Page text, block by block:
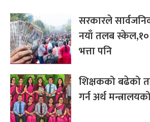
सरकारले
नयाँ तलब स्केल,१०
भत्ता पनि
शिक्षकको बढेको
गर्न अर्थ